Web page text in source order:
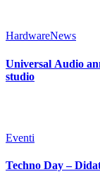
HardwareNews
Universal Audio
studio
Eventi
Techno Day –